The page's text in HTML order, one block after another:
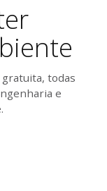
todas
e